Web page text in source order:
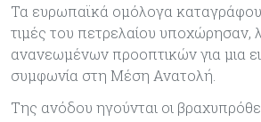
Τα ευρωπαϊκά ομόλογα
τιμές του πετρελαίου υποχώρησαν,
ανανεωμένων προοπτικών για μια
συμφωνία στη Μέση Ανατολή.
Της ανόδου ηγούνται οι